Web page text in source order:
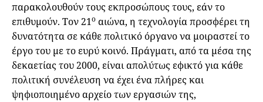
παρακολουθούν τους εκπροσώπους τους, εάν το
επιθυμούν. Τον 21ο αιώνα, η τεχνολογία προσφέρει τη
δυνατότητα σε κάθε πολιτικό όργανο να μοιραστεί το
έργο του με το ευρύ κοινό. Πράγματι, από τα μέσα της
δεκαετίας του 2000, είναι απολύτως εφικτό για κάθε
πολιτική συνέλευση να έχει ένα πλήρες και
ψηφιοποιημένο αρχείο των εργασιών της,